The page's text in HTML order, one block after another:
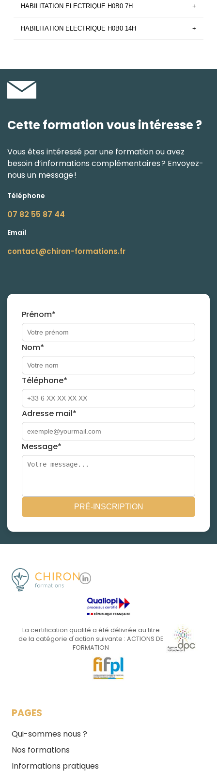
HABILITATION ELECTRIQUE H0B0 7H +
HABILITATION ELECTRIQUE H0B0 14H +
Cette formation vous intéresse ?
Vous êtes intéressé par une formation ou avez
besoin d’informations complémentaires ? Envoyez-
nous un message !
Téléphone
07 82 55 87 44
Email
contact@chiron-formations.fr
Prénom*
Nom*
Téléphone*
Adresse mail*
Message*
PRÉ-INSCRIPTION
La certification qualité a été délivrée au titre
de la catégorie d'action suivante : ACTIONS DE
FORMATION
PAGES
Qui-sommes nous ?
Nos formations
Informations pratiques